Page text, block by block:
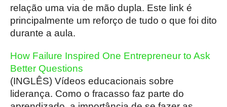
relação uma via de mão dupla. Este link é
principalmente um reforço de tudo o que foi dito
durante a aula.
How Failure Inspired One Entrepreneur to Ask
Better Questions
(INGLÊS) Vídeos educacionais sobre
liderança. Como o fracasso faz parte do